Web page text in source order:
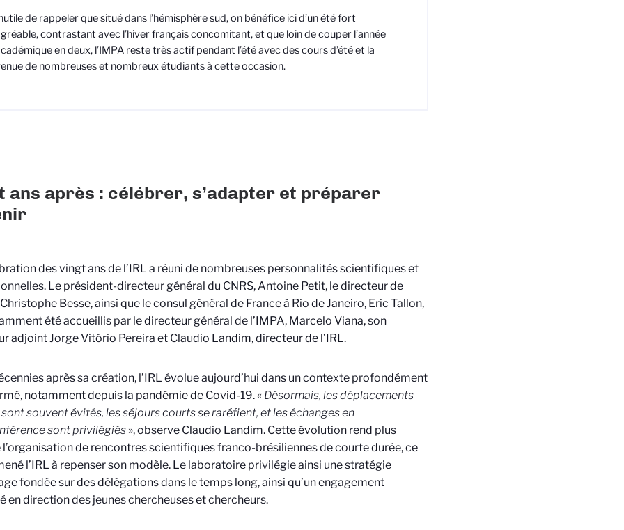
de rappeler que situé dans l’hémisphère sud, on bénéfice ici d’un été fort
contrastant avec l’hiver français concomitant, et que loin de couper l’année
en deux, l’IMPA reste très actif pendant l’été avec des cours d’été et la
de nombreuses et nombreux étudiants à cette occasion.
ans après : célébrer, s’adapter et préparer
des vingt ans de l’IRL a réuni de nombreuses personnalités scientifiques et
Le président-directeur général du CNRS, Antoine Petit, le directeur de
Christophe Besse, ainsi que le consul général de France à Rio de Janeiro, Eric Tallon,
été accueillis par le directeur général de l’IMPA, Marcelo Viana, son
adjoint Jorge Vitório Pereira et Claudio Landim, directeur de l’IRL.
après sa création, l’IRL évolue aujourd’hui dans un contexte profondément
notamment depuis la pandémie de Covid-19. « Désormais, les déplacements
souvent évités, les séjours courts se raréfient, et les échanges en
sont privilégiés», observe Claudio Landim. Cette évolution rend plus
de rencontres scientifiques franco-brésiliennes de courte durée, ce
l’IRL à repenser son modèle. Le laboratoire privilégie ainsi une stratégie
fondée sur des délégations dans le temps long, ainsi qu’un engagement
en direction des jeunes chercheuses et chercheurs.